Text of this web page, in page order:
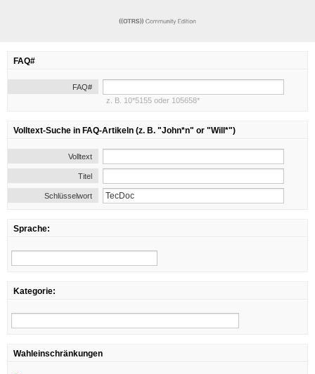
FAQ#
FAQ#
z. B. 10*5155 oder 105658*
Volltext-Suche in FAQ-Artikeln (z. B. "John*n" or "Will*")
Volltext
Titel
Schlüsselwort
Sprache:
Kategorie:
Wahleinschränkungen